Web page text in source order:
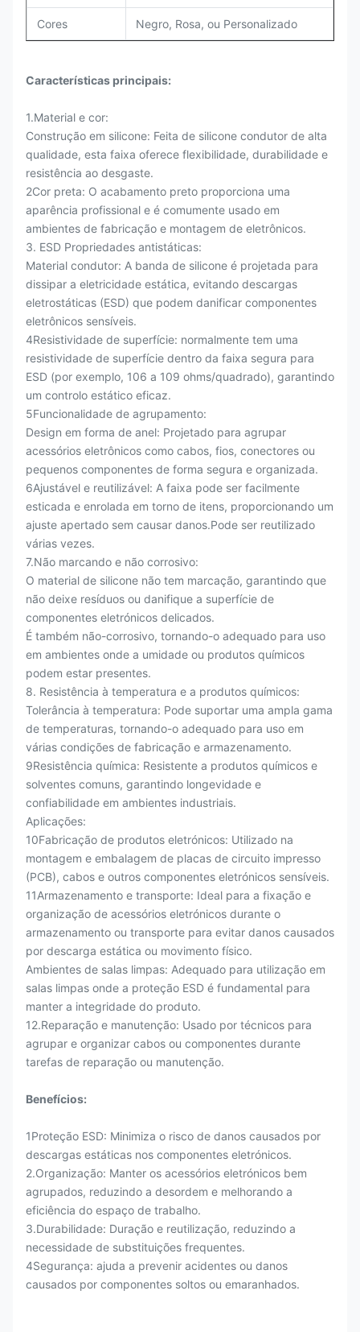
Cores Negro, Rosa, ou Personalizado
Características principais:
1.Material e cor:
Construção em silicone: Feita de silicone condutor de alta
qualidade, esta faixa oferece flexibilidade, durabilidade e
resistência ao desgaste.
2Cor preta: O acabamento preto proporciona uma
aparência profissional e é comumente usado em
ambientes de fabricação e montagem de eletrônicos.
3. ESD Propriedades antistáticas:
Material condutor: A banda de silicone é projetada para
dissipar a eletricidade estática, evitando descargas
eletrostáticas (ESD) que podem danificar componentes
eletrônicos sensíveis.
4Resistividade de superfície: normalmente tem uma
resistividade de superfície dentro da faixa segura para
ESD (por exemplo, 106 a 109 ohms/quadrado), garantindo
um controlo estático eficaz.
5Funcionalidade de agrupamento:
Design em forma de anel: Projetado para agrupar
acessórios eletrônicos como cabos, fios, conectores ou
pequenos componentes de forma segura e organizada.
6Ajustável e reutilizável: A faixa pode ser facilmente
esticada e enrolada em torno de itens, proporcionando um
ajuste apertado sem causar danos.Pode ser reutilizado
várias vezes.
7.Não marcando e não corrosivo:
O material de silicone não tem marcação, garantindo que
não deixe resíduos ou danifique a superfície de
componentes eletrónicos delicados.
É também não-corrosivo, tornando-o adequado para uso
em ambientes onde a umidade ou produtos químicos
podem estar presentes.
8. Resistência à temperatura e a produtos químicos:
Tolerância à temperatura: Pode suportar uma ampla gama
de temperaturas, tornando-o adequado para uso em
várias condições de fabricação e armazenamento.
9Resistência química: Resistente a produtos químicos e
solventes comuns, garantindo longevidade e
confiabilidade em ambientes industriais.
Aplicações:
10Fabricação de produtos eletrónicos: Utilizado na
montagem e embalagem de placas de circuito impresso
(PCB), cabos e outros componentes eletrónicos sensíveis.
11Armazenamento e transporte: Ideal para a fixação e
organização de acessórios eletrónicos durante o
armazenamento ou transporte para evitar danos causados
por descarga estática ou movimento físico.
Ambientes de salas limpas: Adequado para utilização em
salas limpas onde a proteção ESD é fundamental para
manter a integridade do produto.
12.Reparação e manutenção: Usado por técnicos para
agrupar e organizar cabos ou componentes durante
tarefas de reparação ou manutenção.
Benefícios:
1Proteção ESD: Minimiza o risco de danos causados por
descargas estáticas nos componentes eletrónicos.
2.Organização: Manter os acessórios eletrónicos bem
agrupados, reduzindo a desordem e melhorando a
eficiência do espaço de trabalho.
3.Durabilidade: Duração e reutilização, reduzindo a
necessidade de substituições frequentes.
4Segurança: ajuda a prevenir acidentes ou danos
causados por componentes soltos ou emaranhados.